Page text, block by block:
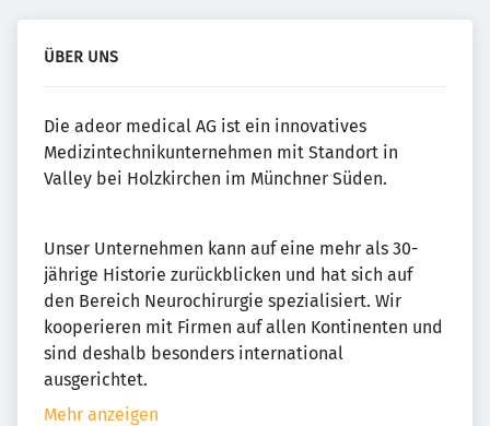
ÜBER UNS
Die adeor medical AG ist ein innovatives
Medizintechnikunternehmen mit Standort in
Valley bei Holzkirchen im Münchner Süden.
Unser Unternehmen kann auf eine mehr als 30-
jährige Historie zurückblicken und hat sich auf
den Bereich Neurochirurgie spezialisiert. Wir
kooperieren mit Firmen auf allen Kontinenten und
sind deshalb besonders international
ausgerichtet.
Mehr anzeigen